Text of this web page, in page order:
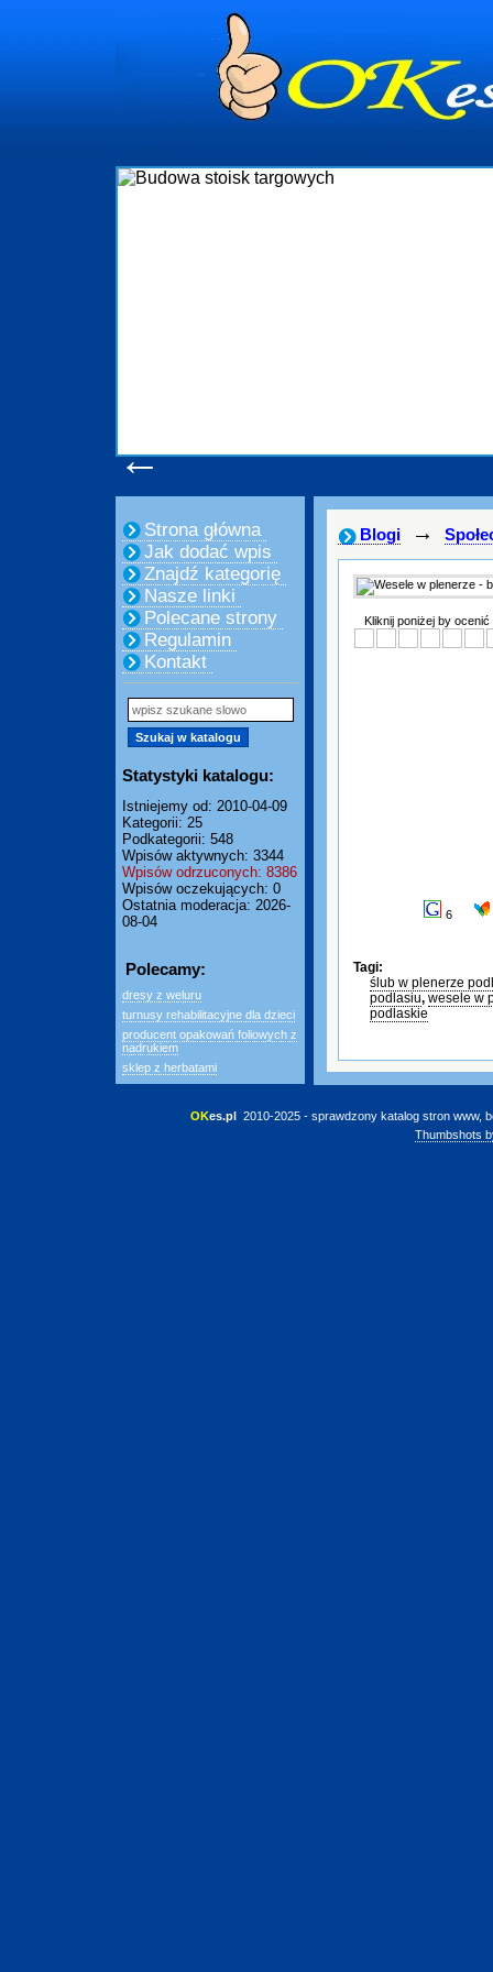
←
Strona główna
Jak dodać wpis
Znajdź kategorię
Nasze linki
Polecane strony
Regulamin
Kontakt
Statystyki katalogu:
Istniejemy od: 2010-04-09
Kategorii: 25
Podkategorii: 548
Wpisów aktywnych: 3344
Wpisów odrzuconych: 8386
Wpisów oczekujących: 0
Ostatnia moderacja: 2026-
08-04
Polecamy:
dresy z weluru
turnusy rehabilitacyjne dla dzieci
producent opakowań foliowych z
nadrukiem
sklep z herbatami
Blogi →
Kliknij poniżej by ocenić
6
Tagi:
ślub w plenerze
podlasiu, wesele w
podlaskie
OKes.pl 2010-2025 - sprawdzony katalog stron www,
Thumbshots